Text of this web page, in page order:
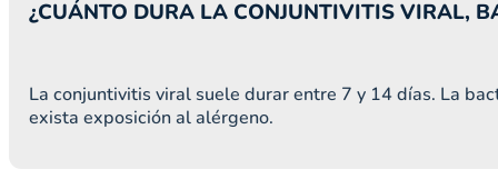
¿CUÁNTO DURA LA CONJUNTIVITIS VIRAL,
La conjuntivitis viral suele durar entre 7 y 14 días. La
exista exposición al alérgeno.